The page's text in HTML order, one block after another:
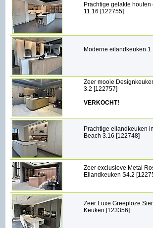
Prachtige gelakte
11.16 [122755]
Moderne eilandkeuken
Zeer mooie
3.2 [122757]
VERKOCHT!
Prachtige eilandkeuken
Beach 3.16 [122748]
Zeer exclusieve Metal
Eilandkeuken S4.2
Zeer Luxe Greeploze
Keuken [123356]